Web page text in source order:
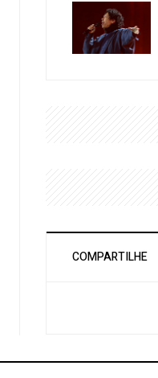
COMPARTILHE